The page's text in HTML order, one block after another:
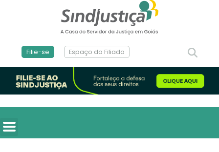
Filie-se Espaço do Filiado